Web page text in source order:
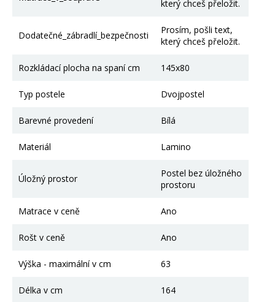
který chceš přeložit.
Dodatečné_zábradlí_bezpečnosti
Prosím, pošli text,
který chceš přeložit.
Rozkládací plocha na spaní cm 145x80
Typ postele Dvojpostel
Barevné provedení Bílá
Materiál Lamino
Úložný prostor
Postel bez úložného
prostoru
Matrace v ceně Ano
Rošt v ceně Ano
Výška - maximální v cm 63
Délka v cm 164